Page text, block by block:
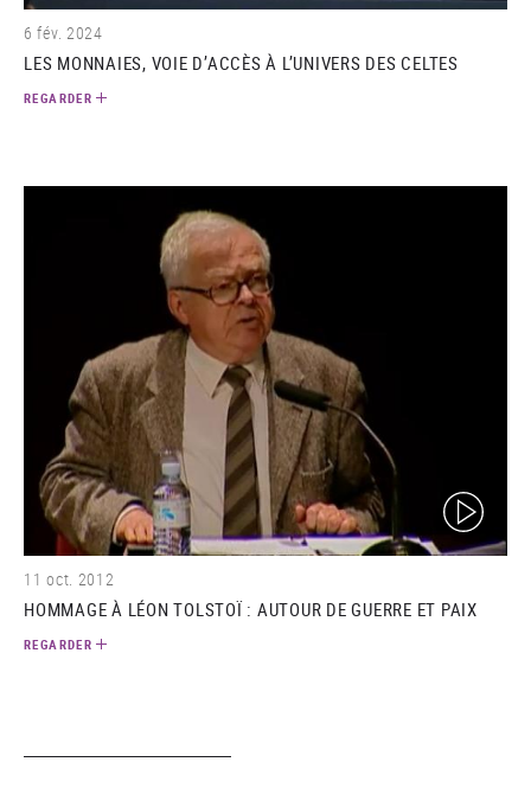
6 fév. 2024
LES MONNAIES, VOIE D’ACCÈS À L’UNIVERS DES CELTES
REGARDER
(video)
11 oct. 2012
HOMMAGE À LÉON TOLSTOÏ : AUTOUR DE GUERRE ET PAIX
REGARDER